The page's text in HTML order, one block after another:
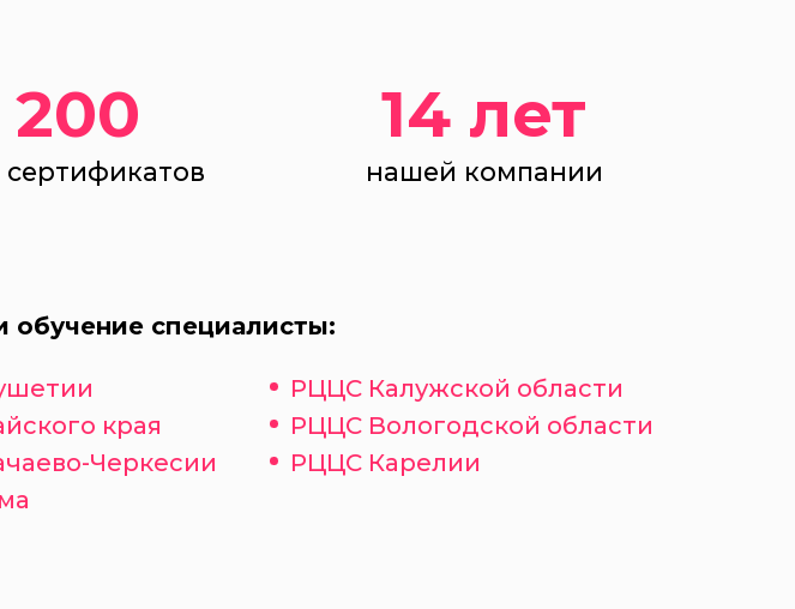
200 14 лет
нашей компании
специалисты:
края
Черкесии
РЦЦС Калужской области
РЦЦС Вологодской области
РЦЦС Карелии